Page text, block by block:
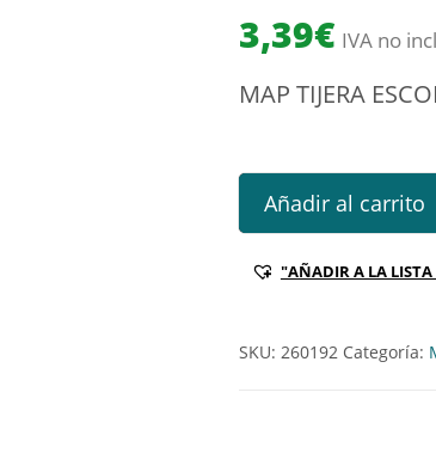
3,39€ IVA no
MAP TIJERA
MAP TIJERA ESCOLAR
Añadir al carrito
"AÑADIR A LA LISTA
SKU: 260192 Categoría: